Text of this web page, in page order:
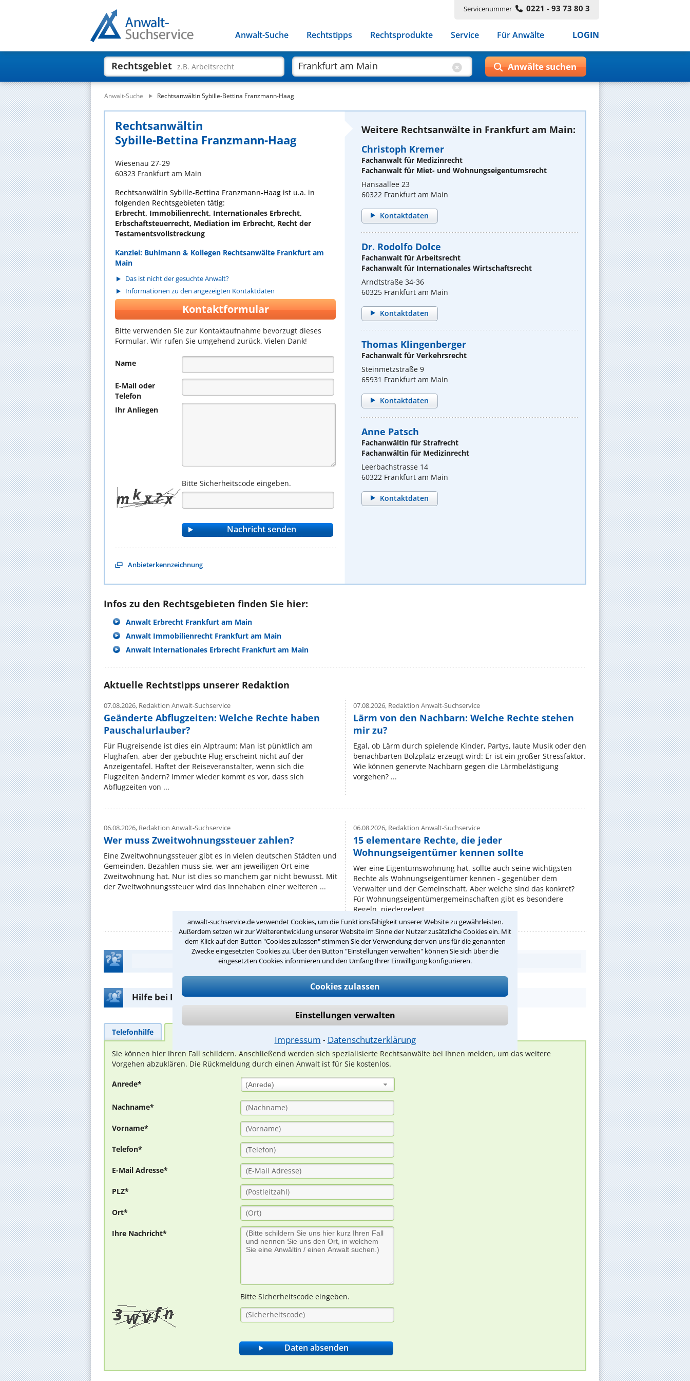
anwalt-suchservice.de verwendet Cookies, um die Funktionsfähigkeit unserer Website zu gewährleisten.
Außerdem setzen wir zur Weiterentwicklung unserer Website im Sinne der Nutzer zusätzliche Cookies ein. Mit
dem Klick auf den Button "Cookies zulassen" stimmen Sie der Verwendung der von uns für die genannten
Zwecke eingesetzten Cookies zu. Über den Button "Einstellungen verwalten" können Sie sich über die
eingesetzten Cookies informieren und den Umfang Ihrer Einwilligung konfigurieren.
Cookies zulassen
Einstellungen verwalten
Impressum ⁃ Datenschutzerklärung
Servicenummer 0221 - 93 73 80 3
Anwalt-Suche Rechtstipps Rechtsprodukte Service Für Anwälte LOGIN
Rechtsgebiet z.B. Arbeitsrecht
Anwalt-Suche Rechtsanwältin Sybille-Bettina Franzmann-Haag
Rechtsanwältin
Sybille-Bettina Franzmann-Haag
Wiesenau 27-29
60323 Frankfurt am Main
Rechtsanwältin Sybille-Bettina Franzmann-Haag ist u.a. in
folgenden Rechtsgebieten tätig:
Erbrecht, Immobilienrecht, Internationales Erbrecht,
Erbschaftsteuerrecht, Mediation im Erbrecht, Recht der
Testamentsvollstreckung
Kanzlei: Buhlmann & Kollegen Rechtsanwälte Frankfurt am
Main
Das ist nicht der gesuchte Anwalt?
Informationen zu den angezeigten Kontaktdaten
Kontaktformular
Bitte verwenden Sie zur Kontaktaufnahme bevorzugt dieses
Formular. Wir rufen Sie umgehend zurück. Vielen Dank!
Name
E-Mail oder
Telefon
Ihr Anliegen
Bitte Sicherheitscode eingeben.
Anbieterkennzeichnung
Weitere Rechtsanwälte in Frankfurt am Main:
Christoph Kremer
Fachanwalt für Medizinrecht
Fachanwalt für Miet- und Wohnungseigentumsrecht
Hansaallee 23
60322 Frankfurt am Main
Kontaktdaten
Dr. Rodolfo Dolce
Fachanwalt für Arbeitsrecht
Fachanwalt für Internationales Wirtschaftsrecht
Arndtstraße 34-36
60325 Frankfurt am Main
Kontaktdaten
Thomas Klingenberger
Fachanwalt für Verkehrsrecht
Steinmetzstraße 9
65931 Frankfurt am Main
Kontaktdaten
Anne Patsch
Fachanwältin für Strafrecht
Fachanwältin für Medizinrecht
Leerbachstrasse 14
60322 Frankfurt am Main
Kontaktdaten
Infos zu den Rechtsgebieten finden Sie hier:
Anwalt Erbrecht Frankfurt am Main
Anwalt Immobilienrecht Frankfurt am Main
Anwalt Internationales Erbrecht Frankfurt am Main
Aktuelle Rechtstipps unserer Redaktion
07.08.2026, Redaktion Anwalt-Suchservice
Geänderte Abflugzeiten: Welche Rechte haben
Pauschalurlauber?
Für Flugreisende ist dies ein Alptraum: Man ist pünktlich am
Flughafen, aber der gebuchte Flug erscheint nicht auf der
Anzeigentafel. Haftet der Reiseveranstalter, wenn sich die
Flugzeiten ändern? Immer wieder kommt es vor, dass sich
Abflugzeiten von ...
07.08.2026,Redaktion Anwalt-Suchservice
Lärm von den Nachbarn: Welche Rechte stehen
mir zu?
Egal, ob Lärm durch spielende Kinder, Partys, laute Musik oder den
benachbarten Bolzplatz erzeugt wird: Er ist ein großer Stressfaktor.
Wie können genervte Nachbarn gegen die Lärmbelästigung
vorgehen? ...
06.08.2026, Redaktion Anwalt-Suchservice
Wer muss Zweitwohnungssteuer zahlen?
Eine Zweitwohnungssteuer gibt es in vielen deutschen Städten und
Gemeinden. Bezahlen muss sie, wer am jeweiligen Ort eine
Zweitwohnung hat. Nur ist dies so manchem gar nicht bewusst. Mit
der Zweitwohnungssteuer wird das Innehaben einer weiteren ...
06.08.2026,Redaktion Anwalt-Suchservice
15 elementare Rechte, die jeder
Wohnungseigentümer kennen sollte
Wer eine Eigentumswohnung hat, sollte auch seine wichtigsten
Rechte als Wohnungseigentümer kennen - gegenüber dem
Verwalter und der Gemeinschaft. Aber welche sind das konkret?
Für Wohnungseigentümergemeinschaften gibt es besondere
Regeln, niedergelegt ...
Teste Dein Rechtswissen
Hilfe bei Ihrer Anwaltsuche?
Telefonhilfe
Sie können hier Ihren Fall schildern. Anschließend werden sich spezialisierte Rechtsanwälte bei Ihnen melden, um das weitere
Vorgehen abzuklären. Die Rückmeldung durch einen Anwalt ist für Sie kostenlos.
Anrede* (Anrede)
Nachname*
Vorname*
Telefon*
E-Mail Adresse*
PLZ*
Ort*
Ihre Nachricht*
Bitte Sicherheitscode eingeben.